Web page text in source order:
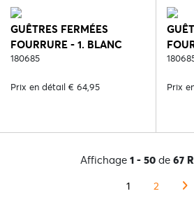
GUÊTRES FERMÉES
FOURRURE - 1. BLANC
180685
Prix en détail € 64,95 Prix
Affichage 1 - 50de 67
1
2